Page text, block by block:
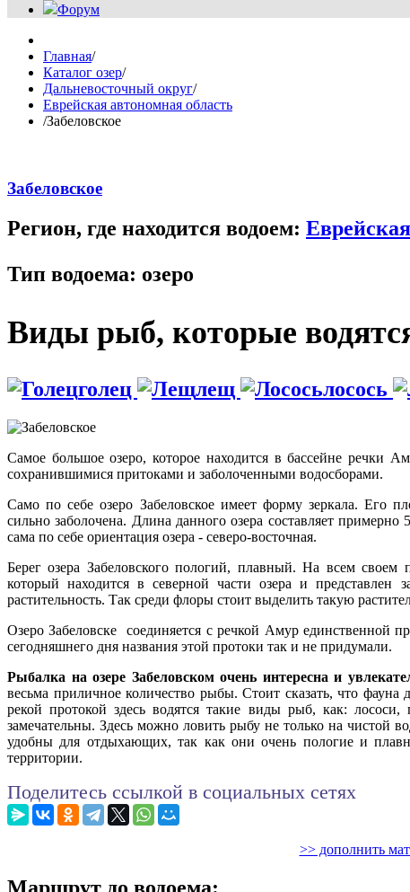
Форум
Главная/
Каталог озер/
Дальневосточный округ/
Еврейская автономная область
/Забеловское
Забеловское
Регион, где находится водоем:
Тип водоема: озеро
Виды рыб, которые
голец лещ лосось
Самое большое озеро, которое находится в бассейне речки
сохранившимися притоками и заболоченными водосборами.
Само по себе озеро Забеловское имеет форму зеркала. Его
сильно заболочена. Длина данного озера составляет
сама по себе ориентация озера - северо-восточная.
Берег озера Забеловского пологий, плавный. На всем
который находится в северной части озера и
растительность. Так среди флоры стоит выделить такую
Озеро Забеловске соединяется с речкой Амур единственной
сегодняшнего дня названия этой протоки так и не придумали.
Рыбалка на озере Забеловском очень интересна и
весьма приличное количество рыбы. Стоит сказать, что
рекой протокой здесь водятся такие виды рыб, как:
замечательны. Здесь можно ловить рыбу не только на чистой
удобны для отдыхающих, так как они очень пологие и
территории.
Поделитесь ссылкой в социальных сетях
>> дополнить